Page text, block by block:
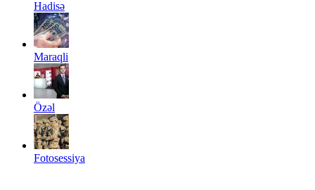
Hadisə
Maraqli
Özəl
Fotosessiya